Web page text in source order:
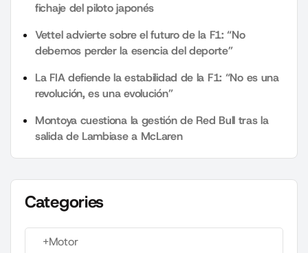
fichaje del piloto japonés
Vettel advierte sobre el futuro de la F1: “No
debemos perder la esencia del deporte”
La FIA defiende la estabilidad de la F1: “No es una
revolución, es una evolución”
Montoya cuestiona la gestión de Red Bull tras la
salida de Lambiase a McLaren
Categories
+Motor